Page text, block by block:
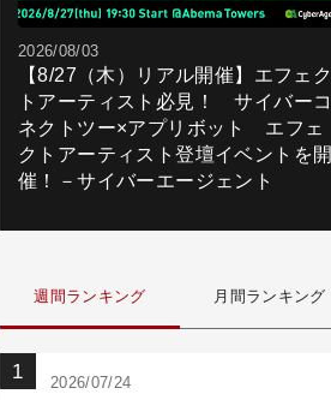
2026/08/03
【8/27（木）リアル開催】エフェク
トアーティスト必見！ サイバーコ
ネクトツー×アプリボット エフェ
クトアーティスト登壇イベントを開
催！－サイバーエージェント
週間ランキング 月間ランキング
2026/07/24